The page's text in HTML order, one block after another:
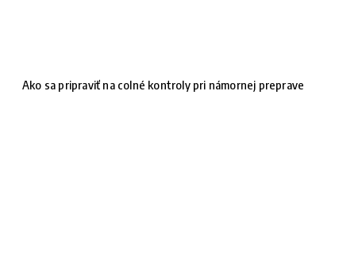
Ako sa pripraviť na colné kontroly pri námornej preprave